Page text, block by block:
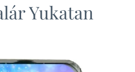
Yukatan